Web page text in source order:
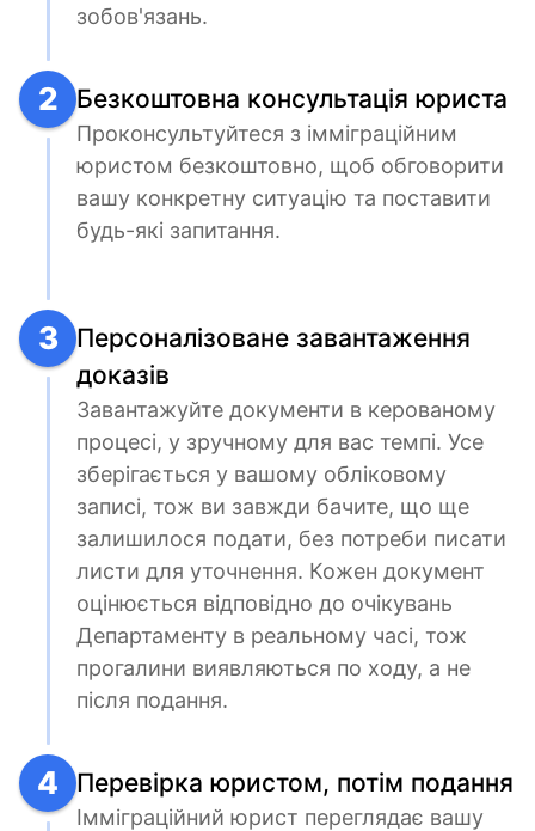
зобов'язань.
2 Безкоштовна консультація юриста
Проконсультуйтеся з імміграційним
юристом безкоштовно, щоб обговорити
вашу конкретну ситуацію та поставити
будь-які запитання.
3
Персоналізоване завантаження
доказів
Завантажуйте документи в керованому
процесі, у зручному для вас темпі. Усе
зберігається у вашому обліковому
записі, тож ви завжди бачите, що ще
залишилося подати, без потреби писати
листи для уточнення. Кожен документ
оцінюється відповідно до очікувань
Департаменту в реальному часі, тож
прогалини виявляються по ходу, а не
після подання.
4 Перевірка юристом, потім подання
Імміграційний юрист переглядає вашу